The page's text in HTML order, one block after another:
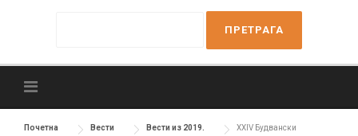
h
f
Почетна Вести Вести из 2019.
XXIV Будвански